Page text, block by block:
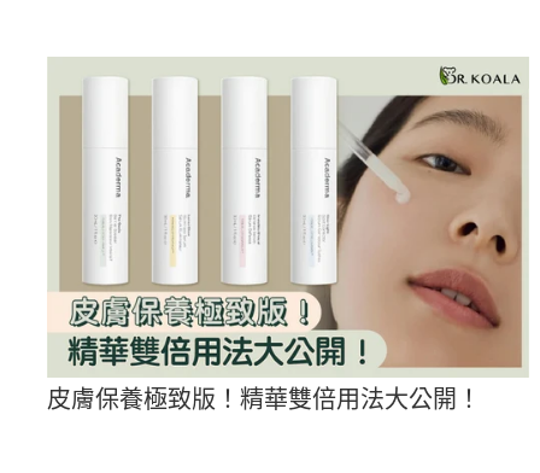
皮膚保養極致版！精華雙倍用法大公開！